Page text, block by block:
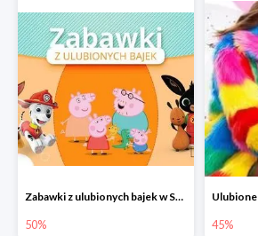
Zabawki z ulubionych bajek w Smyku do -50%
50% 45%